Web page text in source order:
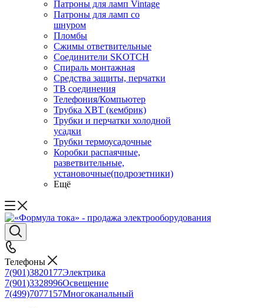
Патроны для ламп Vintage
Патроны для ламп со
шнуром
Пломбы
Сжимы ответвительные
Соединители SKOTCH
Спираль монтажная
Средства защиты, перчатки
ТВ соединения
Телефония/Компьютер
Трубка ХВТ (кембрик)
Трубки и перчатки холодной
усадки
Трубки термоусадочные
Коробки распаячные,
разветвительные,
установочные(подрозетники)
Ещё
Телефоны
7(901)3820177Электрика
7(901)3328996Освещение
7(499)7077157Многоканальный